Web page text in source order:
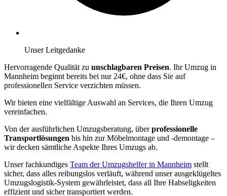
Unser Leitgedanke
Hervorragende Qualität zu unschlagbaren Preisen. Ihr Umzug in
Mannheim beginnt bereits bei nur 24€, ohne dass Sie auf
professionellen Service verzichten müssen.
Wir bieten eine vielfältige Auswahl an Services, die Ihren Umzug
vereinfachen.
Von der ausführlichen Umzugsberatung, überprofessionelle
Transportlösungen bis hin zur Möbelmontage und -demontage –
wir decken sämtliche Aspekte Ihres Umzugs ab.
Unser fachkundiges Team der Umzugshelfer in Mannheim stellt
sicher, dass alles reibungslos verläuft, während unser ausgeklügeltes
Umzugslogistik-System gewährleistet, dass all Ihre Habseligkeiten
effizient und sicher transportiert werden.